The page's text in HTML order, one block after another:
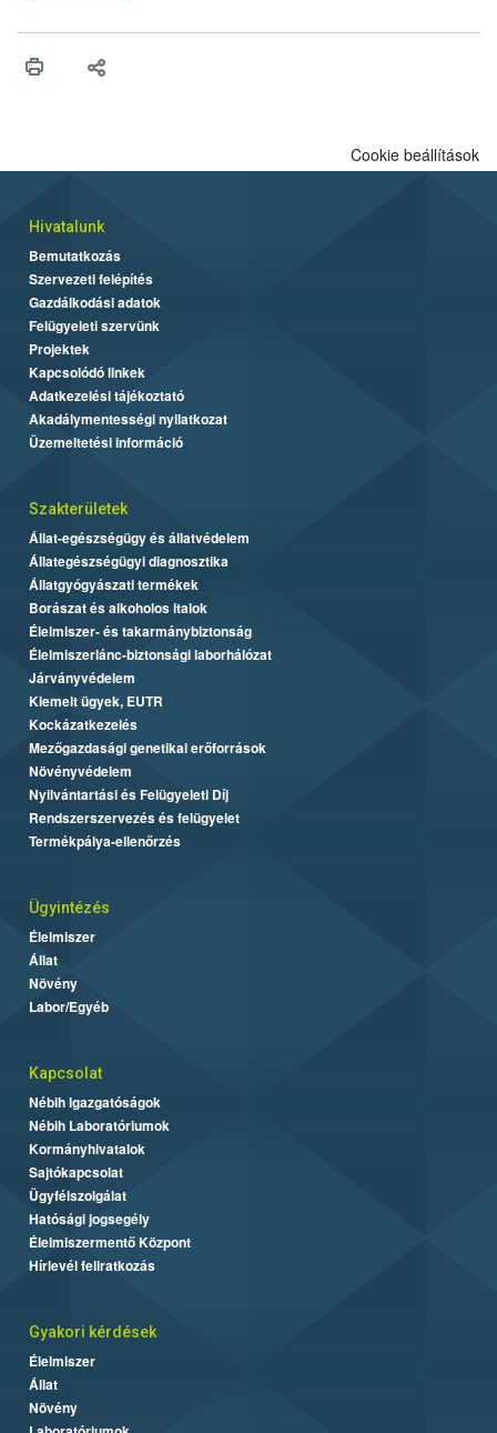
érésű szőlőkben is legyen lehetőség a károsító elleni további
felhasználók számára is elérhető és ökológiai termesztésben is
Cookie beállítások
Hivatalunk
Bemutatkozás
Szervezeti felépítés
Gazdálkodási adatok
Felügyeleti szervünk
Projektek
Kapcsolódó linkek
Adatkezelési tájékoztató
Akadálymentességi nyilatkozat
Üzemeltetési információ
Szakterületek
Állat-egészségügy és állatvédelem
Állategészségügyi diagnosztika
Állatgyógyászati termékek
Borászat és alkoholos italok
Élelmiszer- és takarmánybiztonság
Élelmiszerlánc-biztonsági laborhálózat
Járványvédelem
Kiemelt ügyek, EUTR
Kockázatkezelés
Mezőgazdasági genetikai erőforrások
Növényvédelem
Nyilvántartási és Felügyeleti Díj
Rendszerszervezés és felügyelet
Termékpálya-ellenőrzés
Ügyintézés
Élelmiszer
Állat
Növény
Labor/Egyéb
Kapcsolat
Nébih Igazgatóságok
Nébih Laboratóriumok
Kormányhivatalok
Sajtókapcsolat
Ügyfélszolgálat
Hatósági jogsegély
Élelmiszermentő Központ
Hírlevél feliratkozás
Gyakori kérdések
Élelmiszer
Állat
Növény